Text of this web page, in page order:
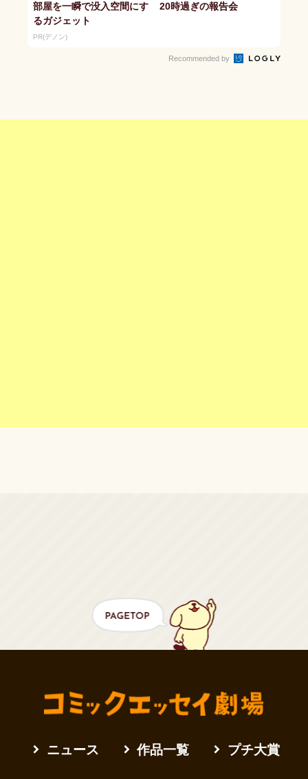
部屋を一瞬で没入空間にす
るガジェット
PR(デノン)
20時過ぎの報告会
Recommended by
ニュース 作品一覧 プチ大賞